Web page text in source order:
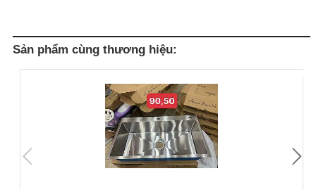
Sản phẩm cùng thương hiệu: